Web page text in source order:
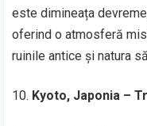
este dimineața
oferind o atmosferă
ruinile antice și natura
Kyoto, Japonia –